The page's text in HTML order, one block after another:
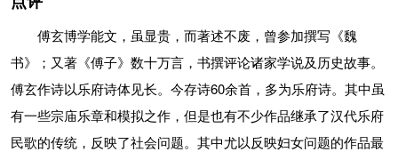
共掌谏职
傅玄博学能文，虽显贵，而著述不废，曾参加撰写《魏
书》；又著《傅子》数十万言，书撰评论诸家学说及历史故事。
傅玄作诗以乐府诗体见长。今存诗60余首，多为乐府诗。其中虽
有一些宗庙乐章和模拟之作，但是也有不少作品继承了汉代乐府
民歌的传统，反映了社会问题。其中尤以反映妇女问题的作品最